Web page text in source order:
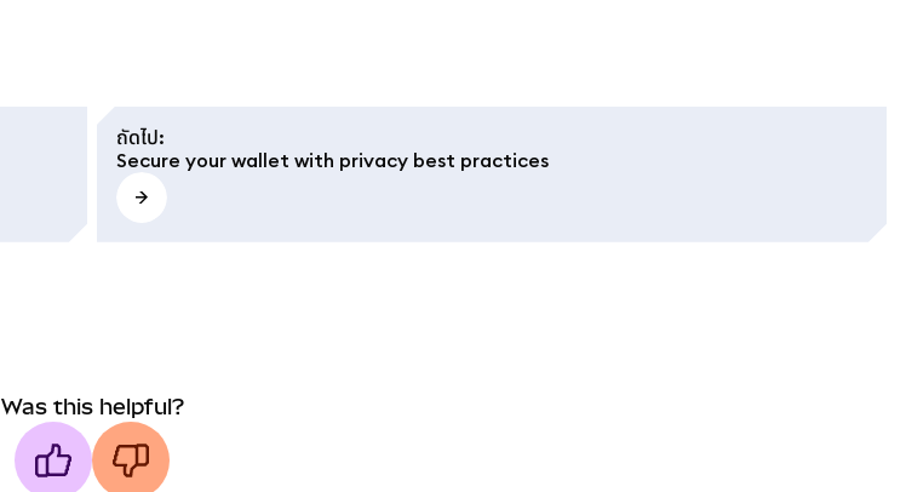
ถัดไป:
Secure your wallet with privacy best practices
Was this helpful?